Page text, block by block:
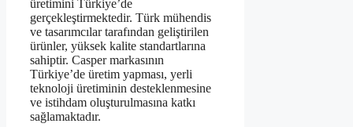
üretimini Türkiye’de
gerçekleştirmektedir. Türk mühendis
ve tasarımcılar tarafından geliştirilen
ürünler, yüksek kalite standartlarına
sahiptir. Casper markasının
Türkiye’de üretim yapması, yerli
teknoloji üretiminin desteklenmesine
ve istihdam oluşturulmasına katkı
sağlamaktadır.